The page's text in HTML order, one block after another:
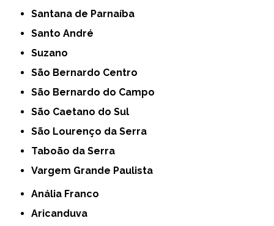
Santana de Parnaíba
Santo André
Suzano
São Bernardo Centro
São Bernardo do Campo
São Caetano do Sul
São Lourenço da Serra
Taboão da Serra
Vargem Grande Paulista
Anália Franco
Aricanduva